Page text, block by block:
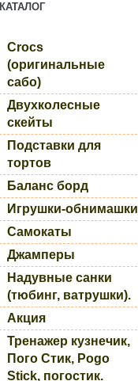
КАТАЛОГ
Crocs
(оригинальные
сабо)
Двухколесные
скейты
Подставки для
тортов
Баланс борд
Игрушки-обнимашки
Самокаты
Джамперы
Надувные санки
(тюбинг, ватрушки).
Акция
Тренажер кузнечик,
Пого Стик, Pogo
Stick, погостик.